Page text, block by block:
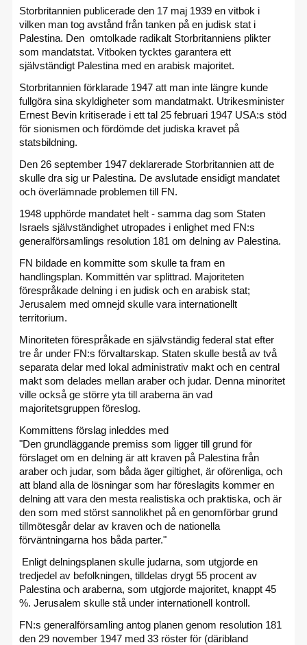
Storbritannien publicerade den 17 maj 1939 en vitbok i
vilken man tog avstånd från tanken på en judisk stat i
Palestina. Den omtolkade radikalt Storbritanniens plikter
som mandatstat. Vitboken tycktes garantera ett
självständigt Palestina med en arabisk majoritet.
Storbritannien förklarade 1947 att man inte längre kunde
fullgöra sina skyldigheter som mandatmakt. Utrikesminister
Ernest Bevin kritiserade i ett tal 25 februari 1947 USA:s stöd
för sionismen och fördömde det judiska kravet på
statsbildning.
Den 26 september 1947 deklarerade Storbritannien att de
skulle dra sig ur Palestina. De avslutade ensidigt mandatet
och överlämnade problemen till FN.
1948 upphörde mandatet helt - samma dag som Staten
Israels självständighet utropades i enlighet med FN:s
generalförsamlings resolution 181 om delning av Palestina.
FN bildade en kommitte som skulle ta fram en
handlingsplan. Kommittén var splittrad. Majoriteten
förespråkade delning i en judisk och en arabisk stat;
Jerusalem med omnejd skulle vara internationellt
territorium.
Minoriteten förespråkade en självständig federal stat efter
tre år under FN:s förvaltarskap. Staten skulle bestå av två
separata delar med lokal administrativ makt och en central
makt som delades mellan araber och judar. Denna minoritet
ville också ge större yta till araberna än vad
majoritetsgruppen föreslog.
Kommittens förslag inleddes med
"Den grundläggande premiss som ligger till grund för
förslaget om en delning är att kraven på Palestina från
araber och judar, som båda äger giltighet, är oförenliga, och
att bland alla de lösningar som har föreslagits kommer en
delning att vara den mesta realistiska och praktiska, och är
den som med störst sannolikhet på en genomförbar grund
tillmötesgår delar av kraven och de nationella
förväntningarna hos båda parter."
Enligt delningsplanen skulle judarna, som utgjorde en
tredjedel av befolkningen, tilldelas drygt 55 procent av
Palestina och araberna, som utgjorde majoritet, knappt 45
%. Jerusalem skulle stå under internationell kontroll.
FN:s generalförsamling antog planen genom resolution 181
den 29 november 1947 med 33 röster för (däribland